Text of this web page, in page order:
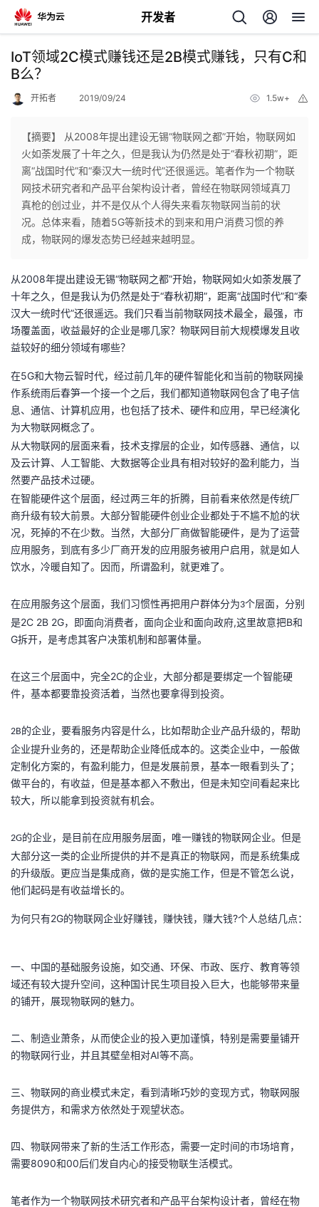
开发者
返
回
个
人
主
页
我
的
开
发
者
我
的
博
客
我
的
论
坛
我
的
圈
子
我
的
直
我
的
动
我
关
的
发
者
学
堂
的
课
我
的
证
我
实
验
的
收
藏
我
Programs
的
支
持
我
技
术
持
的
云
建
议
IoT领域2C模式赚钱还是2B模式赚钱，只有C和
B么？
开拓者 2019/09/24 1.5w+
【摘要】 从2008年提出建设无锡“物联网之都”开始，物联网如
火如荼发展了十年之久，但是我认为仍然是处于“春秋初期”，距
离“战国时代”和“秦汉大一统时代”还很遥远。笔者作为一个物联
网技术研究者和产品平台架构设计者，曾经在物联网领域真刀
真枪的创过业，并不是仅从个人得失来看灰物联网当前的状
况。总体来看，随着5G等新技术的到来和用户消费习惯的养
成，物联网的爆发态势已经越来越明显。
从2008年提出建设无锡“物联网之都”开始，物联网如火如荼发展了
十年之久，但是我认为仍然是处于“春秋初期”，距离“战国时代”和“秦
汉大一统时代”还很遥远。我们只看当前物联网技术最全，最强，市
场覆盖面，收益最好的企业是哪几家？物联网目前大规模爆发且收
益较好的细分领域有哪些？
在5G和大物云智时代，经过前几年的硬件智能化和当前的物联网操
作系统雨后春笋一个接一个之后，我们都知道物联网包含了电子信
息、通信、计算机应用，也包括了技术、硬件和应用，早已经演化
为大物联网概念了。
从大物联网的层面来看，技术支撑层的企业，如传感器、通信，以
及云计算、人工智能、大数据等企业具有相对较好的盈利能力，当
然要产品技术过硬。
在智能硬件这个层面，经过两三年的折腾，目前看来依然是传统厂
商升级有较大前景。大部分智能硬件创业企业都处于不尴不尬的状
况，死掉的不在少数。当然，大部分厂商做智能硬件，是为了运营
应用服务，到底有多少厂商开发的应用服务被用户启用，就是如人
饮水，冷暖自知了。因而，所谓盈利，就更难了。
在应用服务这个层面，我们习惯性再把用户群体分为3个层面，分别
是2C 2B 2G，即面向消费者，面向企业和面向政府,这里故意把B和
G拆开，是考虑其客户决策机制和部署体量。
在这三个层面中，完全2C的企业，大部分都是要绑定一个智能硬
件，基本都要靠投资活着，当然也要拿得到投资。
2B的企业，要看服务内容是什么，比如帮助企业产品升级的，帮助
企业提升业务的，还是帮助企业降低成本的。这类企业中，一般做
定制化方案的，有盈利能力，但是发展前景，基本一眼看到头了；
做平台的，有收益，但是基本都入不敷出，但是未知空间看起来比
较大，所以能拿到投资就有机会。
2G的企业，是目前在应用服务层面，唯一赚钱的物联网企业。但是
大部分这一类的企业所提供的并不是真正的物联网，而是系统集成
的升级版。更应当是集成商，做的是实施工作，但是不管怎么说，
他们起码是有收益增长的。
为何只有2G的物联网企业好赚钱，赚快钱，赚大钱?个人总结几点：
一、中国的基础服务设施，如交通、环保、市政、医疗、教育等领
域还有较大提升空间，这种国计民生项目投入巨大，也能够带来量
的铺开，展现物联网的魅力。
二、制造业萧条，从而使企业的投入更加谨慎，特别是需要量铺开
的物联网行业，并且其壁垒相对AI等不高。
三、物联网的商业模式未定，看到清晰巧妙的变现方式，物联网服
务提供方，和需求方依然处于观望状态。
四、物联网带来了新的生活工作形态，需要一定时间的市场培育，
需要8090和00后们发自内心的接受物联生活模式。
笔者作为一个物联网技术研究者和产品平台架构设计者，曾经在物